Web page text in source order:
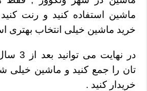
ماشین استفاده کنید و رنت
خرید ماشین خیلی انتخاب بهتری
در نهایت
تان را جمع کنید و ماشین خیلی
خریدار کنید .